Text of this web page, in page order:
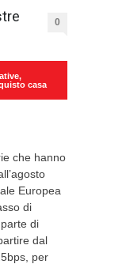
0
,
casa
che hanno
Europea
di
di
dal
per